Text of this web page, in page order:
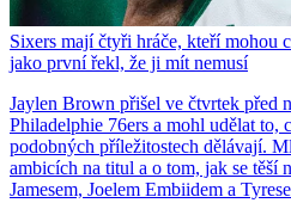
Sixers mají čtyři hráče, kteří mohou
jako první řekl, že ji mít nemusí
Jaylen Brown přišel ve čtvrtek před
Philadelphie 76ers a mohl udělat to,
podobných příležitostech dělávají.
ambicích na titul a o tom, jak se těší
Jamesem, Joelem Embiidem a